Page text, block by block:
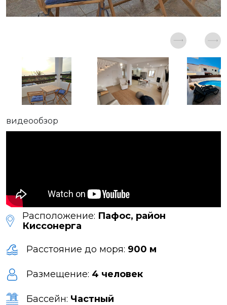
видеообзор
Расположение: Пафос, район
Киссонерга
Расстояние до моря: 900 м
Размещение: 4 человек
Бассейн: Частный